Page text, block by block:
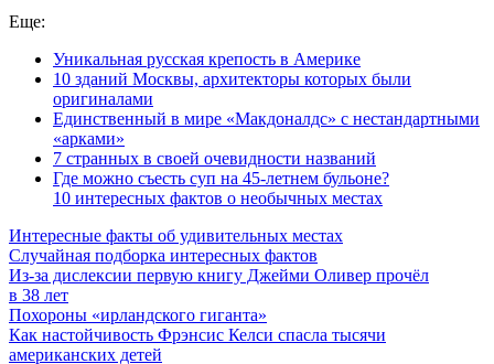
Еще:
Уникальная русская крепость в Америке
10 зданий Москвы, архитекторы которых были
оригиналами
Единственный в мире «Макдоналдс» с нестандартными
«арками»
7 странных в своей очевидности названий
Где можно съесть суп на 45-летнем бульоне?
10 интересных фактов о необычных местах
Интересные факты об удивительных местах
Случайная подборка интересных фактов
Из-за дислексии первую книгу Джейми Оливер прочёл
в 38 лет
Похороны «ирландского гиганта»
Как настойчивость Фрэнсис Келси спасла тысячи
американских детей